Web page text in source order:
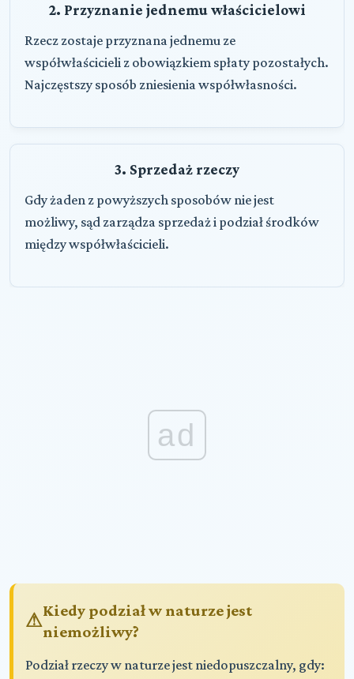
2. Przyznanie jednemu właścicielowi
Rzecz zostaje przyznana jednemu ze
współwłaścicieli z obowiązkiem spłaty pozostałych.
Najczęstszy sposób zniesienia współwłasności.
3. Sprzedaż rzeczy
Gdy żaden z powyższych sposobów nie jest
możliwy, sąd zarządza sprzedaż i podział środków
między współwłaścicieli.
ad
Kiedy podział w naturze jest
niemożliwy?
Podział rzeczy w naturze jest niedopuszczalny, gdy: